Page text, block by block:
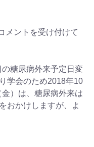
メントを受け付けて
糖尿病外来予定日変
学会のため2018年10
）は、糖尿病外来は
おかけしますが、よ